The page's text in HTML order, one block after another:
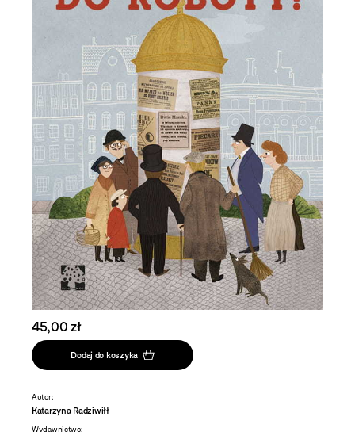
45,00 zł
Dodaj do koszyka
Autor:
Katarzyna Radziwiłł
Wydawnictwo: